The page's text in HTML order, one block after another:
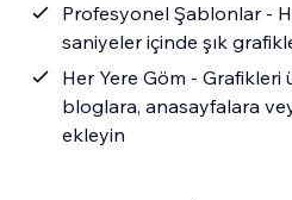
Profesyonel Şablonlar -
saniyeler içinde şık
Her Yere Göm - Grafikleri
bloglara, anasayfalara
ekleyin